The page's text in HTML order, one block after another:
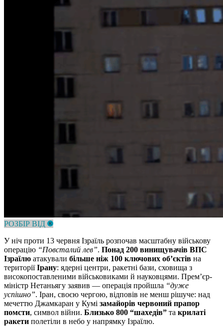
РОЗБІР ВІД
У ніч проти 13 червня Ізраїль розпочав масштабну військову
операцію “Повсталий лев”. Понад 200 винищувачів ВПС
Ізраїлю атакували більше ніж 100 ключових об’єктів на
територіїІрану: ядерні центри, ракетні бази, сховища з
високопоставленими військовиками й науковцями. Прем’єр-
міністр Нетаньягу заявив — операція пройшла “дуже
успішно”. Іран, своєю чергою, відповів не менш рішуче: над
мечеттю Джамкаран у Кумі замайорів червоний прапор
помсти, символ війни. Близько 800 “шахедів” та крилаті
ракети полетіли в небо у напрямку Ізраїлю.